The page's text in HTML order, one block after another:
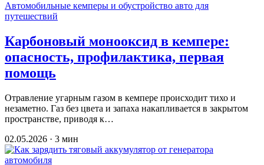
Автомобильные кемперы и обустройство авто для
путешествий
Карбоновый монооксид в кемпере:
опасность, профилактика, первая
помощь
Отравление угарным газом в кемпере происходит тихо и
незаметно. Газ без цвета и запаха накапливается в закрытом
пространстве, приводя к…
02.05.2026 · 3 мин